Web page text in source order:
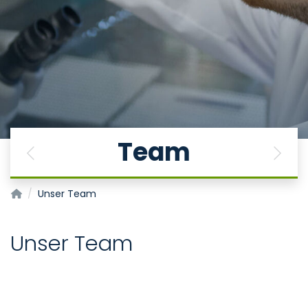
Team
Previous Next
Institut für Pharmakologie und Toxikologie
Unser Team
Unser Team